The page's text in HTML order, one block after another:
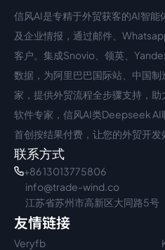
中文入口
信风AI是专精于外贸获客的AI智
及企业情报，通过邮件、
客户。集成Snovio、领英、
数据，为阿里巴巴国际站、中国
家，提供外贸流程全步骤支持，
软件专家，信风AI类Deepseek AI
首创按结果付费，让您的外贸开发
联系方式
+86 13013775806
info@trade-wind.co
江苏省苏州市高新区大同路5号
友情链接
Veryfb